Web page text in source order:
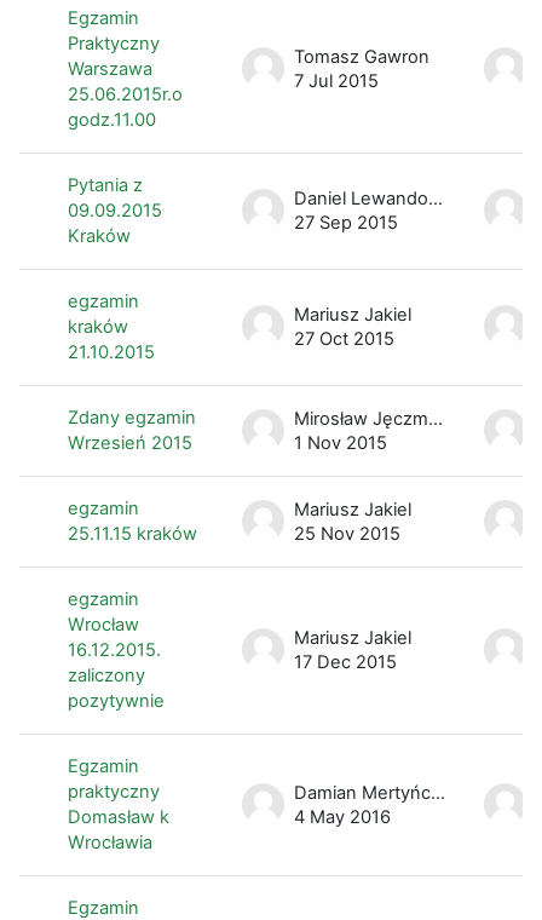
Egzamin
Praktyczny
Warszawa
25.06.2015r.o
godz.11.00
Tomasz Gawron
7 Jul 2015
Pytania z
09.09.2015
Kraków
Daniel Lewandowski
27 Sep 2015
egzamin
kraków
21.10.2015
Mariusz Jakiel
27 Oct 2015
Zdany egzamin
Wrzesień 2015
Mirosław Jęczmionka
1 Nov 2015
egzamin
25.11.15 kraków
Mariusz Jakiel
25 Nov 2015
egzamin
Wrocław
16.12.2015.
zaliczony
pozytywnie
Mariusz Jakiel
17 Dec 2015
Egzamin
praktyczny
Domasław k
Wrocławia
Damian Mertyńczak
4 May 2016
Egzamin